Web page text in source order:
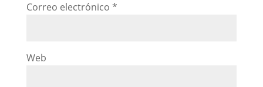
Correo electrónico *
Web